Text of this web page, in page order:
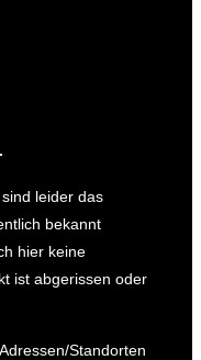
leider das
bekannt
hier keine
ist abgerissen oder
Standorten